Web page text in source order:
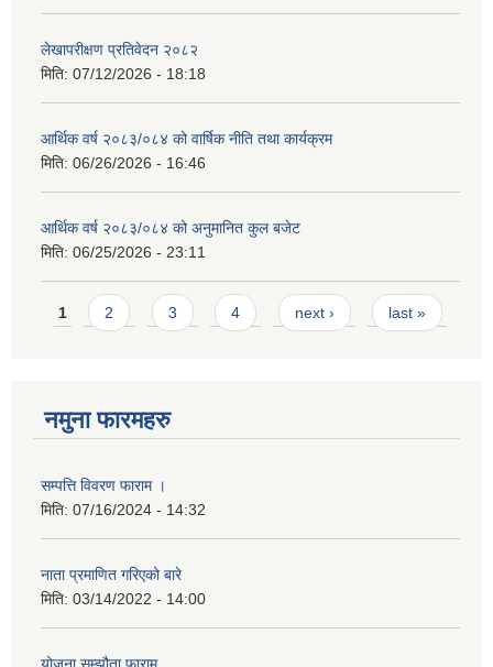
लेखापरीक्षण प्रतिवेदन २०८२
मिति: 07/12/2026 - 18:18
आर्थिक वर्ष २०८३/०८४ को वार्षिक नीति तथा कार्यक्रम
मिति: 06/26/2026 - 16:46
आर्थिक वर्ष २०८३/०८४ को अनुमानित कुल बजेट
मिति: 06/25/2026 - 23:11
Pages
1 2 3 4 next › last »
नमुना फारमहरु
सम्पत्ति विवरण फाराम ।
मिति: 07/16/2024 - 14:32
नाता प्रमाणित गरिएको बारे
मिति: 03/14/2022 - 14:00